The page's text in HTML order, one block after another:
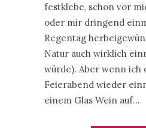
festklebe, schon vor
oder mir dringend
Regentag
Natur auch wirklich
würde). Aber wenn ich
Feierabend wieder
einem Glas Wein auf…